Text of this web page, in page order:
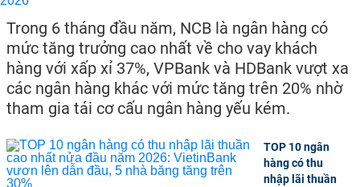
Trong 6 tháng đầu năm, NCB là ngân hàng có
mức tăng trưởng cao nhất về cho vay khách
hàng với xấp xỉ 37%, VPBank và HDBank vượt xa
các ngân hàng khác với mức tăng trên 20% nhờ
tham gia tái cơ cấu ngân hàng yếu kém.
TOP 10 ngân
hàng có thu
nhập lãi thuần